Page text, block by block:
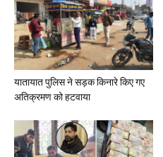
यातायात पुलिस ने सड़क किनारे किए गए
अतिक्रमण को हटवाया